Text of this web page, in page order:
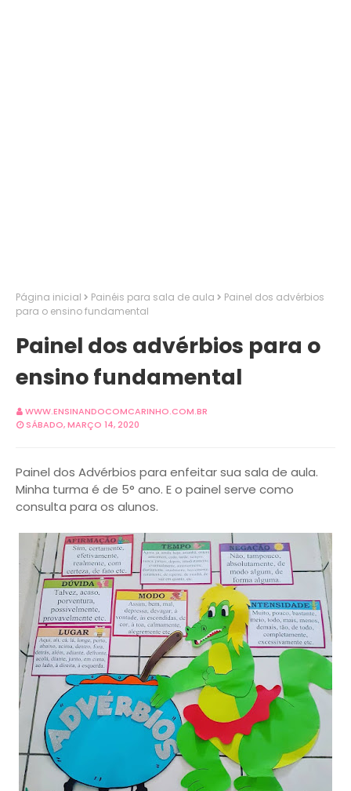
Página inicial Painéis para sala de aula
Painel dos advérbios
para o ensino fundamental
Painel dos advérbios para o
ensino fundamental
WWW.ENSINANDOCOMCARINHO.COM.BR
SÁBADO, MARÇO 14, 2020
Painel dos Advérbios para enfeitar sua sala de aula.
Minha turma é de 5° ano. E o painel serve como
consulta para os alunos.